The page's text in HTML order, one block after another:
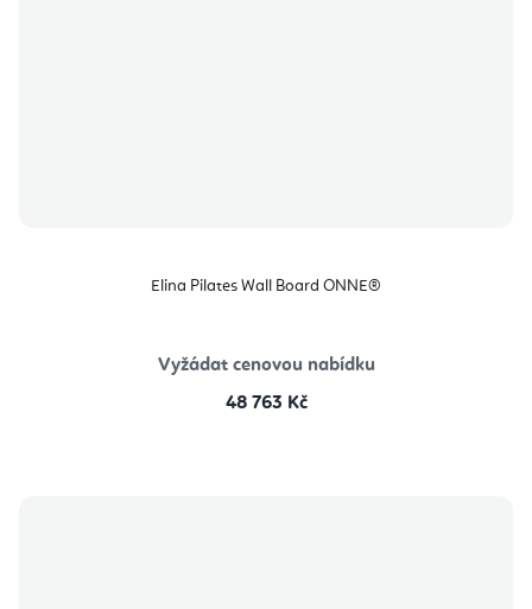
Elina Pilates Wall Board ONNE®
Vyžádat cenovou nabídku
48 763 Kč